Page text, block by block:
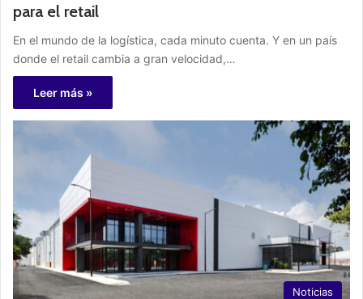
para el retail
En el mundo de la logística, cada minuto cuenta. Y en un país
donde el retail cambia a gran velocidad,…
Leer más »
Noticias